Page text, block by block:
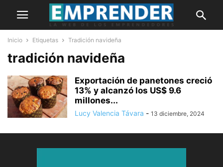
Inicio Etiquetas Tradición navideña
tradición navideña
Exportación de panetones creció
13% y alcanzó los US$ 9.6
millones...
Lucy Valencia Távara - 13 diciembre, 2024